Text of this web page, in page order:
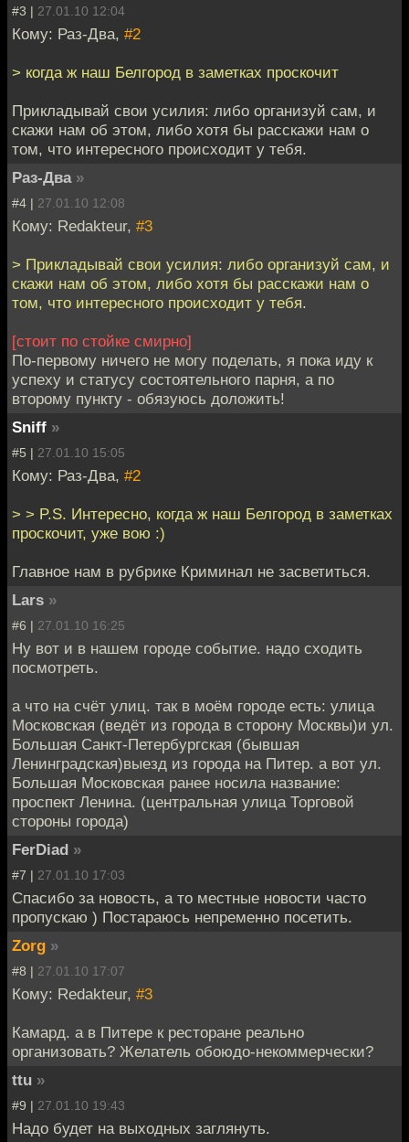
#3 | 27.01.10 12:04
Кому: Раз-Два, #2
> когда ж наш Белгород в заметках проскочит
Прикладывай свои усилия: либо организуй сам, и
скажи нам об этом, либо хотя бы расскажи нам о
том, что интересного происходит у тебя.
Раз-Два »
#4 | 27.01.10 12:08
Кому: Redakteur, #3
> Прикладывай свои усилия: либо организуй сам, и
скажи нам об этом, либо хотя бы расскажи нам о
том, что интересного происходит у тебя.
[стоит по стойке смирно]
По-первому ничего не могу поделать, я пока иду к
успеху и статусу состоятельного парня, а по
второму пункту - обязуюсь доложить!
Sniff »
#5 | 27.01.10 15:05
Кому: Раз-Два, #2
> > P.S. Интересно, когда ж наш Белгород в заметках
проскочит, уже вою :)
Главное нам в рубрике Криминал не засветиться.
Lars »
#6 | 27.01.10 16:25
Ну вот и в нашем городе событие. надо сходить
посмотреть.
а что на счёт улиц. так в моём городе есть: улица
Московская (ведёт из города в сторону Москвы)и ул.
Большая Санкт-Петербургская (бывшая
Ленинградская)выезд из города на Питер. а вот ул.
Большая Московская ранее носила название:
проспект Ленина. (центральная улица Торговой
стороны города)
FerDiad »
#7 | 27.01.10 17:03
Спасибо за новость, а то местные новости часто
пропускаю ) Постараюсь непременно посетить.
Zorg »
#8 | 27.01.10 17:07
Кому: Redakteur, #3
Камард. а в Питере к ресторане реально
организовать? Желатель обоюдо-некоммерчески?
ttu »
#9 | 27.01.10 19:43
Надо будет на выходных заглянуть.